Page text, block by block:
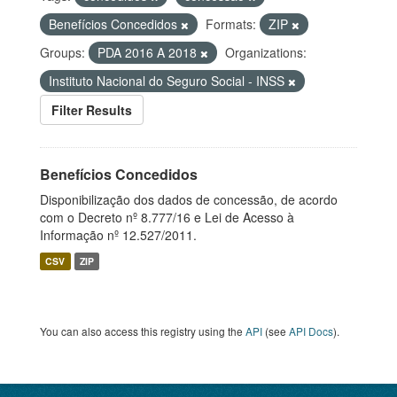
Benefícios Concedidos
Formats:
ZIP
Groups:
PDA 2016 A 2018
Organizations:
Instituto Nacional do Seguro Social - INSS
Filter Results
Benefícios Concedidos
Disponibilização dos dados de concessão, de acordo
com o Decreto nº 8.777/16 e Lei de Acesso à
Informação nº 12.527/2011.
CSV ZIP
You can also access this registry using the API (see API Docs).